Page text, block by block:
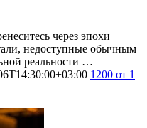
через эпохи
недоступные обычным
реальности …
1200 от 1